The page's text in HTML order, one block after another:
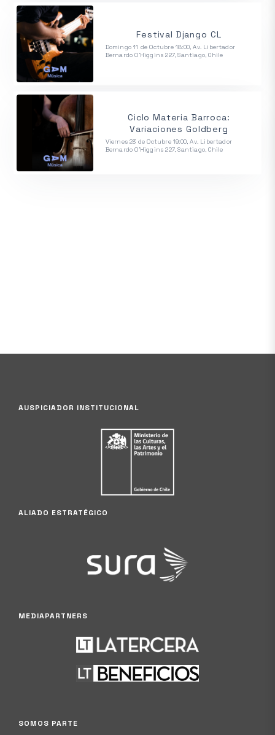
Festival Django CL
Domingo 11 de Octubre 18:00, Av. Libertador
Bernardo O'Higgins 227, Santiago, Chile
Ciclo Materia Barroca:
Variaciones Goldberg
Viernes 23 de Octubre 19:00, Av. Libertador
Bernardo O'Higgins 227, Santiago, Chile
AUSPICIADOR INSTITUCIONAL
ALIADO ESTRATÉGICO
MEDIAPARTNERS
SOMOS PARTE